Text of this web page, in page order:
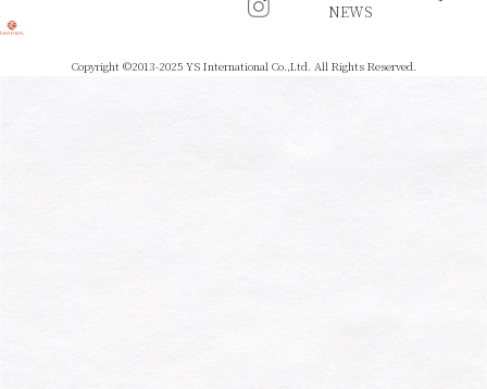
NEWS
Copyright ©2013-2025 YS International Co.,Ltd. All Rights Reserved.